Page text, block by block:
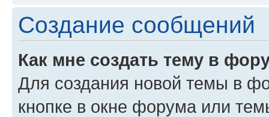
Создание сообщений
Как мне создать тему в
Для создания новой темы в
кнопке в окне форума или